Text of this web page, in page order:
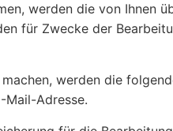
werden die von Ihnen
für Zwecke der
werden die
Mail-Adresse.